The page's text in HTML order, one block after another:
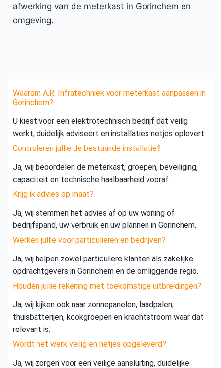
afwerking van de meterkast in Gorinchem en
omgeving.
Waarom A.R. Infratechniek voor meterkast aanpassen in
Gorinchem?
U kiest voor een elektrotechnisch bedrijf dat veilig
werkt, duidelijk adviseert en installaties netjes oplevert.
Controleren jullie de bestaande installatie?
Ja, wij beoordelen de meterkast, groepen, beveiliging,
capaciteit en technische haalbaarheid vooraf.
Krijg ik advies op maat?
Ja, wij stemmen het advies af op uw woning of
bedrijfspand, uw verbruik en uw plannen in Gorinchem.
Werken jullie voor particulieren en bedrijven?
Ja, wij helpen zowel particuliere klanten als zakelijke
opdrachtgevers in Gorinchem en de omliggende regio.
Houden jullie rekening met toekomstige uitbreidingen?
Ja, wij kijken ook naar zonnepanelen, laadpalen,
thuisbatterijen, kookgroepen en krachtstroom waar dat
relevant is.
Wordt het werk veilig en netjes opgeleverd?
Ja, wij zorgen voor een veilige aansluiting, duidelijke